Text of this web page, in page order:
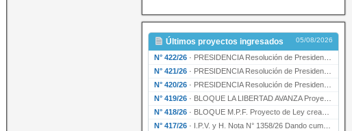
Últimos proyectos ingresados 05/08/2026
N° 422/26 · PRESIDENCIA Resolución de Presidencia N° 200/26 para su ratificación.
N° 421/26 · PRESIDENCIA Resolución de Presidencia N° 199/26 para su ratificación.
N° 420/26 · PRESIDENCIA Resolución de Presidencia N° 198/26 para su ratificación.
N° 419/26 · BLOQUE LA LIBERTAD AVANZA Proyecto de Ley declarando la esencialidad del servicio educativ…
N° 418/26 · BLOQUE M.P.F. Proyecto de Ley creando el Ente Único Regulador de servicios públicos de la …
N° 417/26 · I.P.V. y H. Nota N° 1358/26 Dando cumplimiento al artículo 29 de la Ley provincial N° 1399…